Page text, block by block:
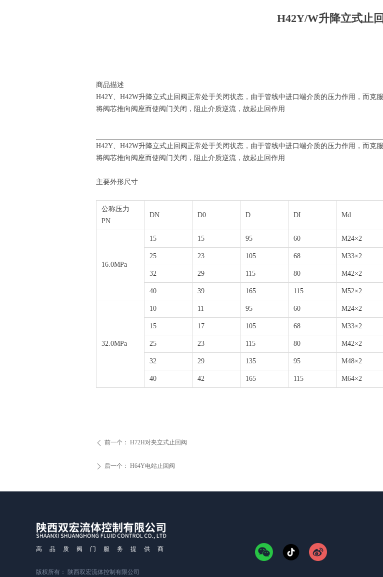
H42Y/W升降立式止
ꄴ 前一个： H72H对夹立式止回阀
ꄲ 后一个： H64Y电站止回阀
商品描述
H42Y、H42W升降立式止回阀正常处于关闭状态，由于管线中进口端介质的压力作用，而克
将阀芯推向阀座而使阀门关闭，阻止介质逆流，故起止回作用
H42Y、H42W升降立式止回阀正常处于关闭状态，由于管线中进口端介质的压力作用，而克
将阀芯推向阀座而使阀门关闭，阻止介质逆流，故起止回作用
主要外形尺寸
公称压力
PN
DN D0 D DI Md
16.0MPa
15 15 95 60 M24×2
25 23 105 68 M33×2
32 29 115 80 M42×2
40 39 165 115 M52×2
32.0MPa
10 11 95 60 M24×2
15 17 105 68 M33×2
25 23 115 80 M42×2
32 29 135 95 M48×2
40 42 165 115 M64×2
高品质阀门服务提供商
版权所有： 陕西双宏流体控制有限公司